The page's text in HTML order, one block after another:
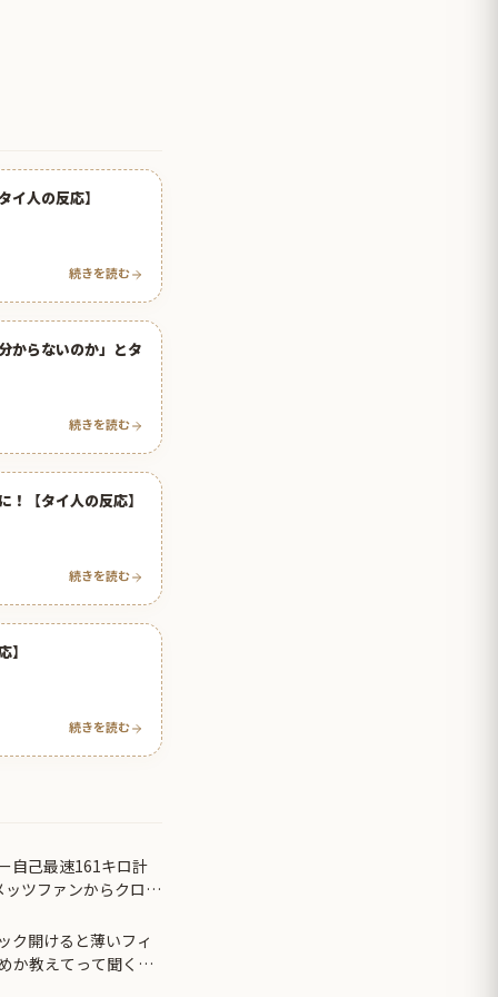
人の反応】
続きを読む
からないのか」とタ
続きを読む
【タイ人の反応】
続きを読む
】
続きを読む
自己最速161キロ計
ツファンからクロー
ク開けると薄いフィ
か教えてって聞くわ